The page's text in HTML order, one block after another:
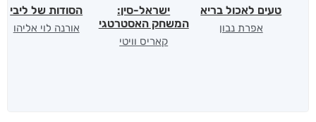
טעים לאכול בריא
אפרת נבון
ישראל-סין:
המשחק האסטרטגי
קאריס וויטי
הסודות של ליבי
אורנה לוי אליהו